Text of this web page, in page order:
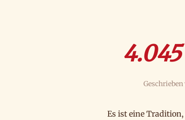
Geschrieben
Es ist eine